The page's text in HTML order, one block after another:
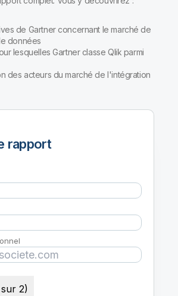
de Gartner concernant le marché de
données
lesquelles Gartner classe Qlik parmi
des acteurs du marché de l'intégration
rapport
2)